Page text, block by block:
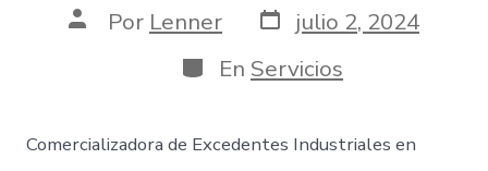
AutorPor Lenner Fecha
de
publicación
julio 2, 2024
Categorías
En Servicios
Comercializadora de Excedentes Industriales en